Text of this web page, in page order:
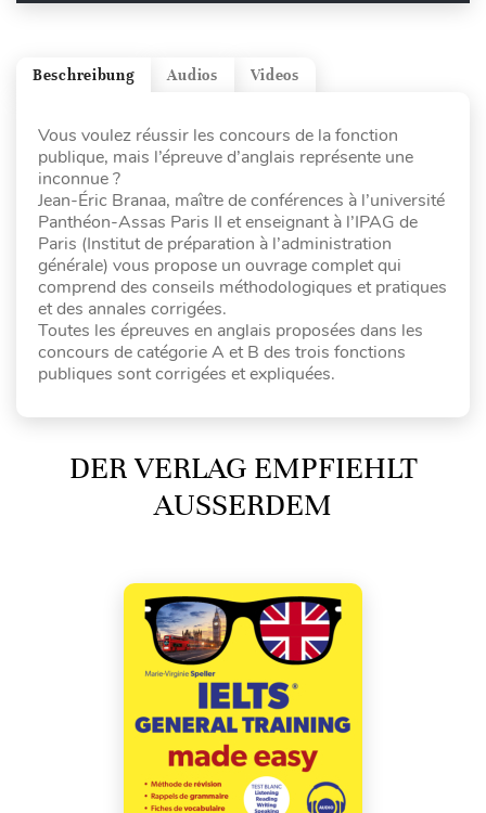
Videos
Audios
Beschreibung
Vous voulez réussir les concours de la fonction
publique, mais l’épreuve d’anglais représente une
inconnue ?
Jean-Éric Branaa, maître de conférences à l’université
Panthéon-Assas Paris II et enseignant à l’IPAG de
Paris (Institut de préparation à l’administration
générale) vous propose un ouvrage complet qui
comprend des conseils méthodologiques et pratiques
et des annales corrigées.
Toutes les épreuves en anglais proposées dans les
concours de catégorie A et B des trois fonctions
publiques sont corrigées et expliquées.
DER VERLAG EMPFIEHLT
AUSSERDEM